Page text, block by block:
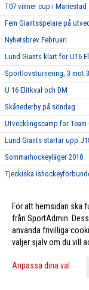
T07 vinner cup i Mariestad
Fem Giantsspelare på
Nyhetsbrev Februari
Lund Giants klart för U16
Sportlovsturnering, 3 mot 3
U 16 Elitkval och DM
Skånederby på söndag
Utvecklingscamp för Team
Lund Giants startar upp
Sommarhockeyläger 2018
Tjeckiska
Hemmamatch 10/1 mot
Idrottsmedicinskt
Kevin Munge ansluter till
För att hemsidan ska
från SportAdmin.
använda frivilliga
väljer själv om du vill
Anpassa dina val